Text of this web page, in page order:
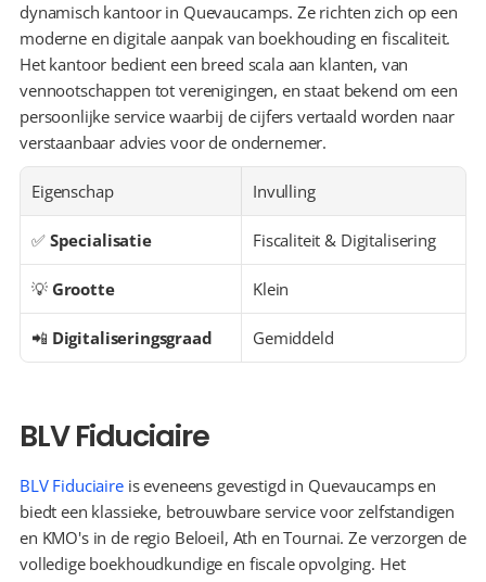
dynamisch kantoor in Quevaucamps. Ze richten zich op een
moderne en digitale aanpak van boekhouding en fiscaliteit.
Het kantoor bedient een breed scala aan klanten, van
vennootschappen tot verenigingen, en staat bekend om een
persoonlijke service waarbij de cijfers vertaald worden naar
verstaanbaar advies voor de ondernemer.
Eigenschap Invulling
✅ Specialisatie Fiscaliteit & Digitalisering
💡 Grootte Klein
📲 Digitaliseringsgraad Gemiddeld
BLV Fiduciaire
BLV Fiduciaire is eveneens gevestigd in Quevaucamps en
biedt een klassieke, betrouwbare service voor zelfstandigen
en KMO's in de regio Beloeil, Ath en Tournai. Ze verzorgen de
volledige boekhoudkundige en fiscale opvolging. Het